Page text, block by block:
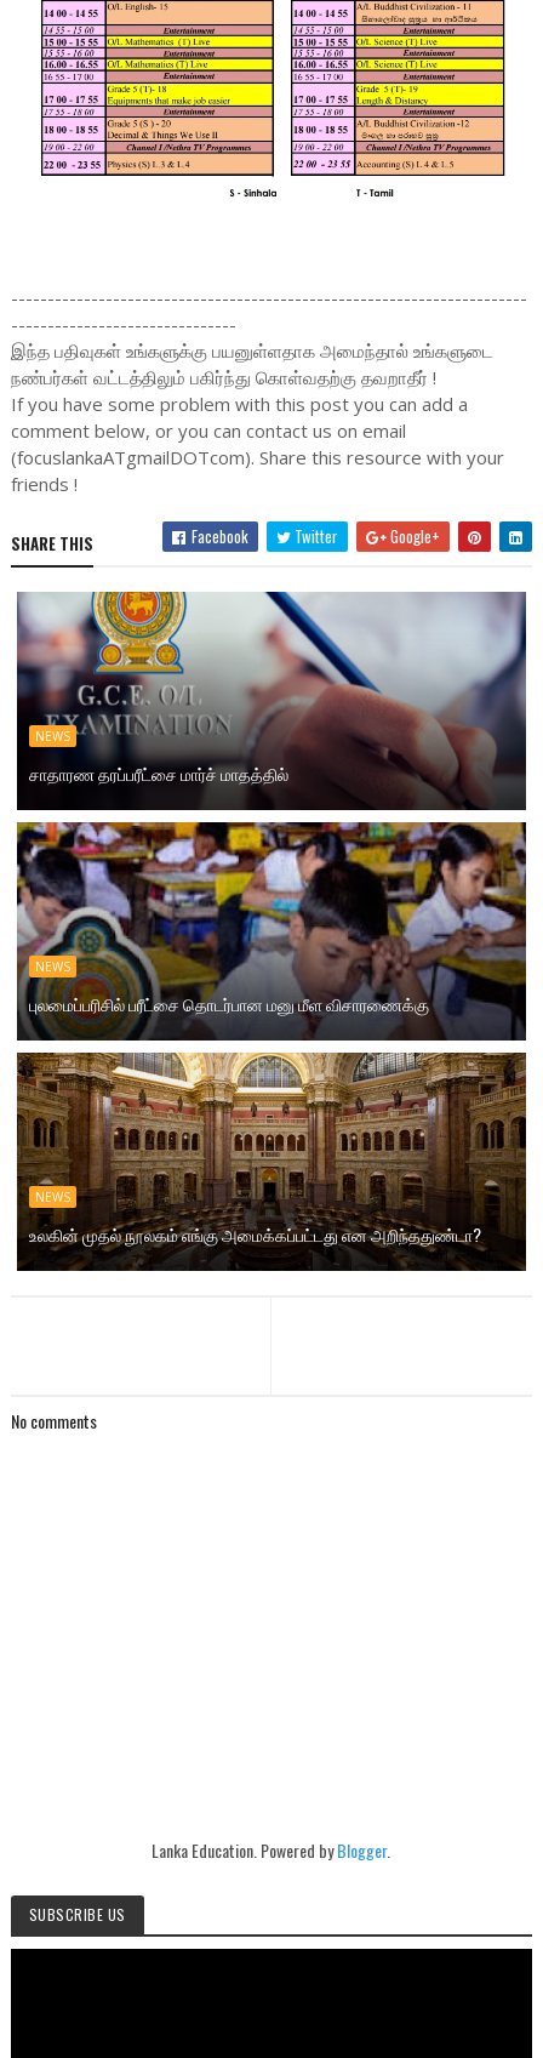
-----------------------------------------------------------------------
-------------------------------
இந்த பதிவுகள் உங்களுக்கு பயனுள்ளதாக அமைந்தால் உங்களுடை
நண்பர்கள் வட்டத்திலும் பகிர்ந்து கொள்வதற்கு தவறாதீர் !
If you have some problem with this post you can add a
comment below, or you can contact us on email
(focuslankaATgmailDOTcom). Share this resource with your
friends !
SHARE THIS Facebook Twitter Google+
NEWS
சாதாரண தரப்பரீட்சை மார்ச் மாதத்தில்
NEWS
புலமைப்பரிசில் பரீட்சை தொடர்பான மனு மீள விசாரணைக்கு
NEWS
உலகின் முதல் நூலகம் எங்கு அமைக்கப்பட்டது என அறிந்ததுண்டா?
No comments
Lanka Education. Powered byBlogger.
SUBSCRIBE US